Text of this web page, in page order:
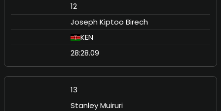
12
Joseph Kiptoo Birech
KEN
28:28.09
13
Stanley Muiruri